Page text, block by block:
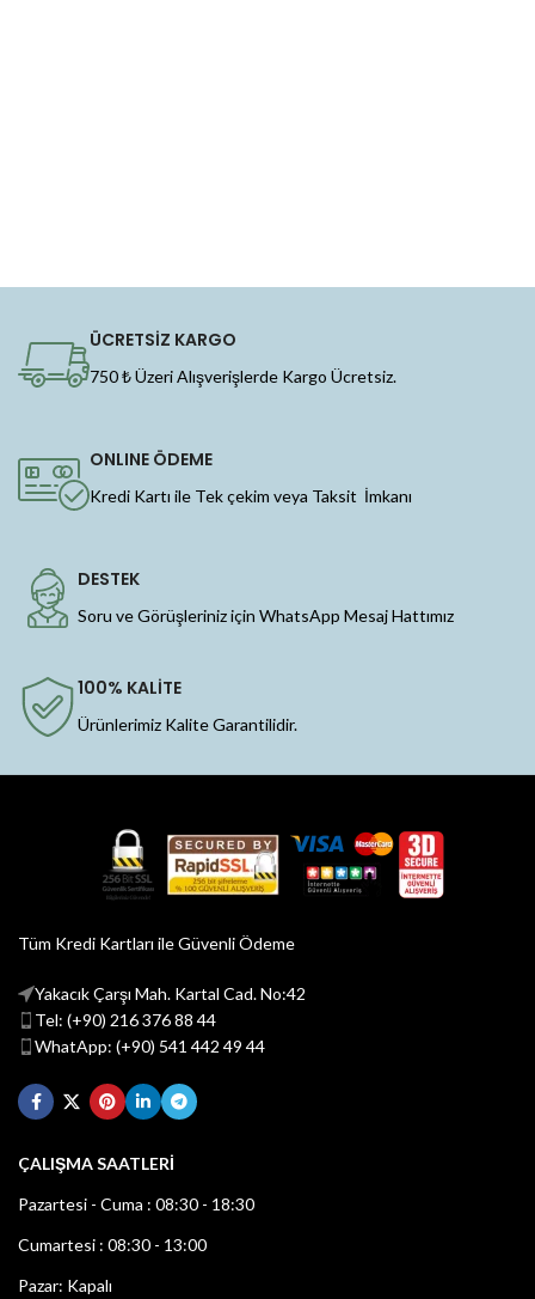
ÜCRETSİZ KARGO
750 ₺ Üzeri Alışverişlerde Kargo Ücretsiz.
ONLINE ÖDEME
Kredi Kartı ile Tek çekim veya Taksit İmkanı
DESTEK
Soru ve Görüşleriniz için WhatsApp Mesaj Hattımız
100% KALİTE
Ürünlerimiz Kalite Garantilidir.
Tüm Kredi Kartları ile Güvenli Ödeme
Yakacık Çarşı Mah. Kartal Cad. No:42
Tel: (+90) 216 376 88 44
WhatApp: (+90) 541 442 49 44
ÇALIŞMA SAATLERİ
Pazartesi - Cuma : 08:30 - 18:30
Cumartesi : 08:30 - 13:00
Pazar: Kapalı